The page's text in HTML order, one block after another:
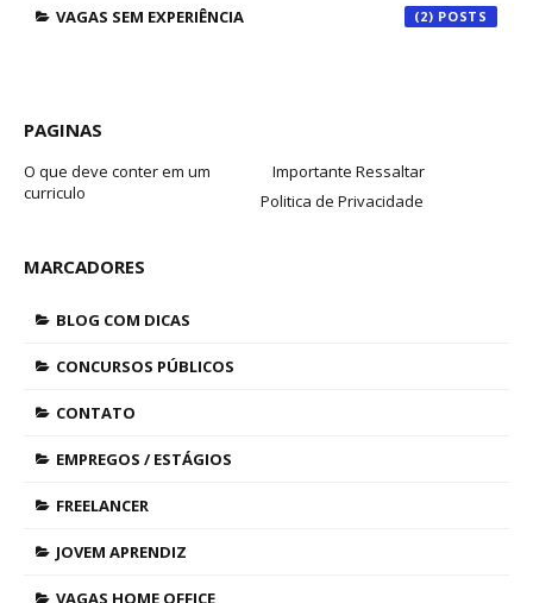
VAGAS SEM EXPERIÊNCIA (2)
PAGINAS
O que deve conter em um
curriculo
Importante Ressaltar
Politica de Privacidade
MARCADORES
BLOG COM DICAS
CONCURSOS PÚBLICOS
CONTATO
EMPREGOS / ESTÁGIOS
FREELANCER
JOVEM APRENDIZ
VAGAS HOME OFFICE